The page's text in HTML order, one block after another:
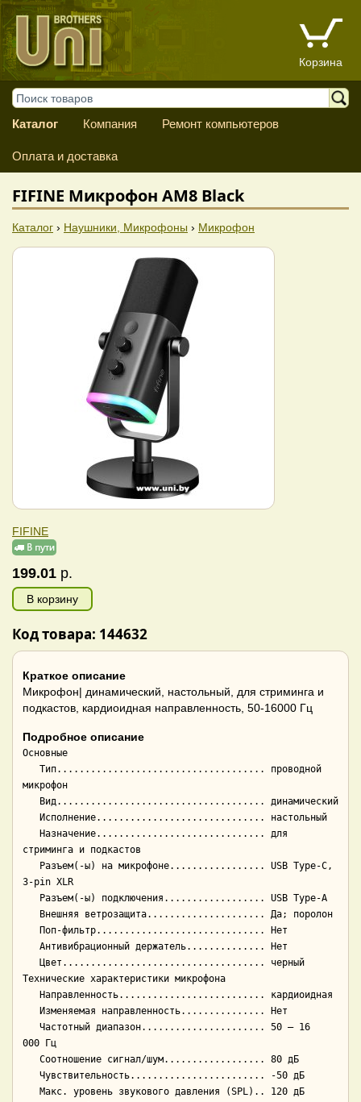
Корзина
Каталог Компания Ремонт компьютеров
Оплата и доставка
FIFINE Микрофон AM8 Black
Каталог › Наушники, Микрофоны › Микрофон
FIFINE
199.01 р.
В корзину
Код товара: 144632
Краткое описание
Микрофон| динамический, настольный, для стриминга и
подкастов, кардиоидная направленность, 50-16000 Гц
Подробное описание
Основные
микрофон
стриминга и подкастов
3-pin XLR
Технические характеристики микрофона
000 Гц